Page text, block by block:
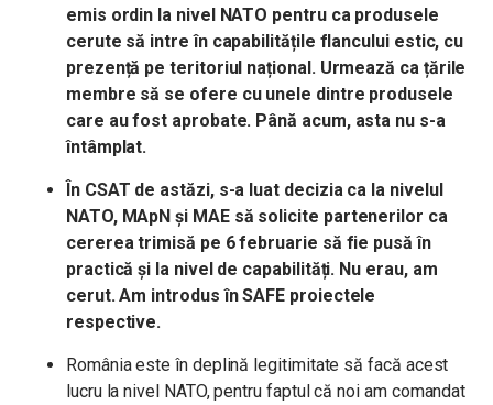
emis ordin la nivel NATO pentru ca produsele
cerute să intre în capabilitățile flancului estic, cu
prezență pe teritoriul național. Urmează ca țările
membre să se ofere cu unele dintre produsele
care au fost aprobate. Până acum, asta nu s-a
întâmplat.
În CSAT de astăzi, s-a luat decizia ca la nivelul
NATO, MApN și MAE să solicite partenerilor ca
cererea trimisă pe 6 februarie să fie pusă în
practică și la nivel de capabilități. Nu erau, am
cerut. Am introdus în SAFE proiectele
respective.
România este în deplină legitimitate să facă acest
lucru la nivel NATO, pentru faptul că noi am comandat